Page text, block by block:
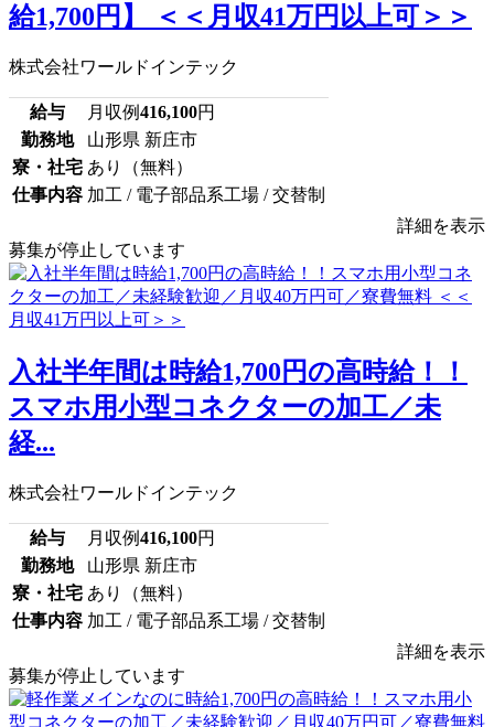
給1,700円】 ＜＜月収41万円以上可＞＞
株式会社ワールドインテック
給与 月収例416,100円
勤務地
山形県 新庄市
寮・社宅 あり（無料）
仕事内容 加工 / 電子部品系工場 / 交替制
詳細を表示
募集が停止しています
入社半年間は時給1,700円の高時給！！
スマホ用小型コネクターの加工／未
経...
株式会社ワールドインテック
給与 月収例416,100円
勤務地
山形県 新庄市
寮・社宅 あり（無料）
仕事内容 加工 / 電子部品系工場 / 交替制
詳細を表示
募集が停止しています